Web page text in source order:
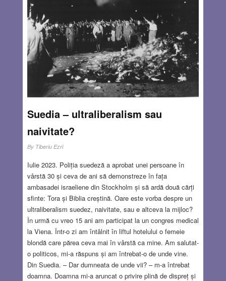
Suedia – ultraliberalism sau
naivitate?
By Tiberiu Ezri
Iulie 2023. Poliția suedeză a aprobat unei persoane în
vârstă 30 și ceva de ani să demonstreze în fața
ambasadei israeliene din Stockholm și să ardă două cărți
sfinte: Tora și Biblia creștină. Oare este vorba despre un
ultraliberalism suedez, naivitate, sau e altceva la mijloc?
În urmă cu vreo 15 ani am participat la un congres medical
la Viena. Într-o zi am întâlnit în liftul hotelului o femeie
blondă care părea ceva mai în vârstă ca mine. Am salutat-
o politicos, mi-a răspuns și am întrebat-o de unde vine.
Din Suedia. – Dar dumneata de unde vii? – m-a întrebat
doamna. Doamna mi-a aruncat o privire plină de dispreț și